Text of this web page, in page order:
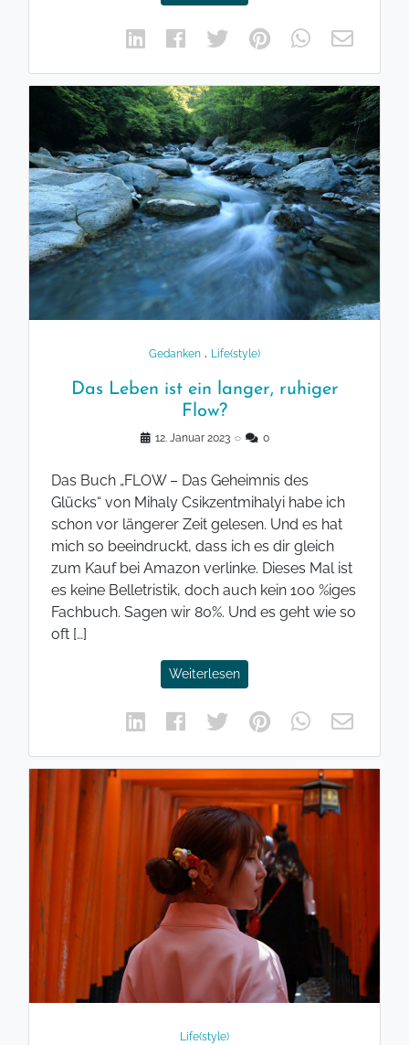
Gedanken . Life(style)
Das Leben ist ein langer, ruhiger
Flow?
12. Januar 2023 ◌ 0
Das Buch „FLOW – Das Geheimnis des
Glücks“ von Mihaly Csikzentmihalyi habe ich
schon vor längerer Zeit gelesen. Und es hat
mich so beeindruckt, dass ich es dir gleich
zum Kauf bei Amazon verlinke. Dieses Mal ist
es keine Belletristik, doch auch kein 100 %iges
Fachbuch. Sagen wir 80%. Und es geht wie so
oft […]
Weiterlesen
Life(style)